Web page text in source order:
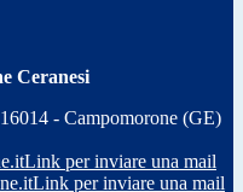
Ceranesi
- Campomorone (GE)
Link per inviare una mail
Link per inviare una mail